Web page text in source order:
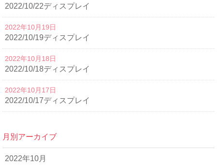
2022/10/22ディスプレイ
2022/10/19ディスプレイ
2022年10月19日
2022/10/18ディスプレイ
2022年10月18日
2022/10/17ディスプレイ
2022年10月17日
月別アーカイブ
2022年10月